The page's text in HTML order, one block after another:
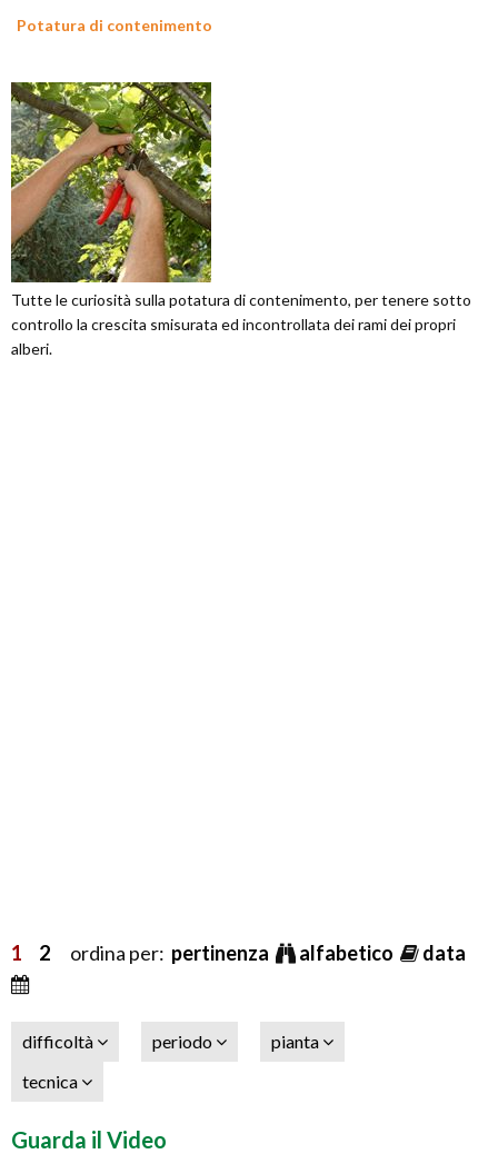
Potatura di contenimento
Tutte le curiosità sulla potatura di contenimento, per tenere sotto
controllo la crescita smisurata ed incontrollata dei rami dei propri
alberi.
1 2 ordina per: pertinenza alfabetico data
difficoltà periodo
pianta
tecnica
Guarda il Video